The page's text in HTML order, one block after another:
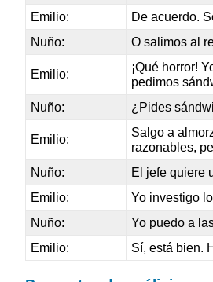
Emilio:
De acuerdo.
Nuño:
O salimos al
Emilio:
¡Qué horror!
pedimos
Nuño:
¿Pides
Emilio:
Salgo a
razonables,
Nuño:
El jefe quiere
Emilio:
Yo investigo
Nuño:
Yo puedo a
Emilio:
Sí, está bien.